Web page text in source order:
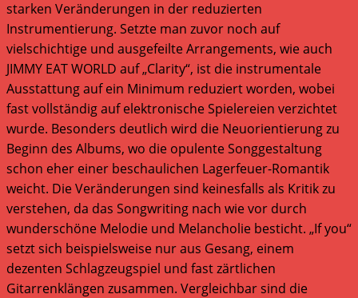
starken Veränderungen in der reduzierten
Instrumentierung. Setzte man zuvor noch auf
vielschichtige und ausgefeilte Arrangements, wie auch
JIMMY EAT WORLD auf „Clarity“, ist die instrumentale
Ausstattung auf ein Minimum reduziert worden, wobei
fast vollständig auf elektronische Spielereien verzichtet
wurde. Besonders deutlich wird die Neuorientierung zu
Beginn des Albums, wo die opulente Songgestaltung
schon eher einer beschaulichen Lagerfeuer-Romantik
weicht. Die Veränderungen sind keinesfalls als Kritik zu
verstehen, da das Songwriting nach wie vor durch
wunderschöne Melodie und Melancholie besticht. „If you“
setzt sich beispielsweise nur aus Gesang, einem
dezenten Schlagzeugspiel und fast zärtlichen
Gitarrenklängen zusammen. Vergleichbar sind die